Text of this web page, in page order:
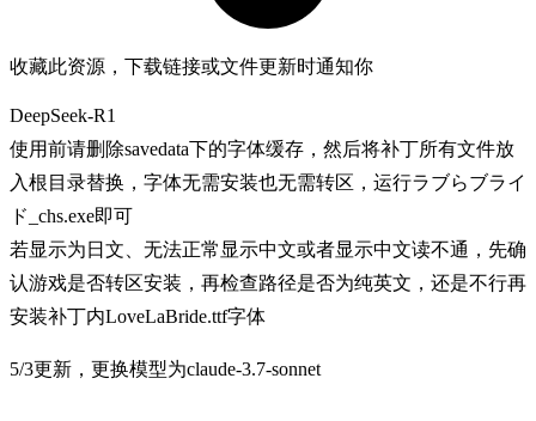
收藏此资源，下载链接或文件更新时通知你
DeepSeek-R1
使用前请删除savedata下的字体缓存，然后将补丁所有文件放
入根目录替换，字体无需安装也无需转区，运行ラブらブライ
ド_chs.exe即可
若显示为日文、无法正常显示中文或者显示中文读不通，先确
认游戏是否转区安装，再检查路径是否为纯英文，还是不行再
安装补丁内LoveLaBride.ttf字体
5/3更新，更换模型为claude-3.7-sonnet